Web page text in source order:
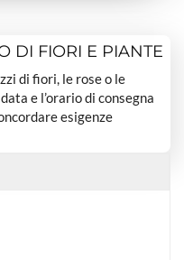
DI FIORI E PIANTE
di fiori, le rose o le
e l’orario di consegna
esigenze